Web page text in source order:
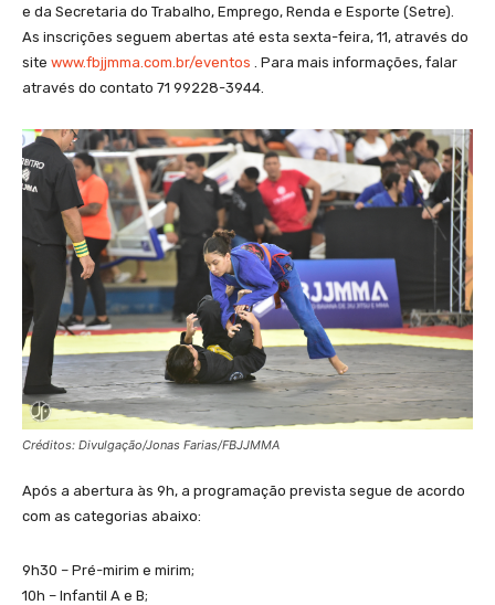
e da Secretaria do Trabalho, Emprego, Renda e Esporte (Setre).
As inscrições seguem abertas até esta sexta-feira, 11, através do
site www.fbjjmma.com.br/eventos . Para mais informações, falar
através do contato 71 99228-3944.
Créditos: Divulgação/Jonas Farias/FBJJMMA
Após a abertura às 9h, a programação prevista segue de acordo
com as categorias abaixo:
9h30 – Pré-mirim e mirim;
10h – Infantil A e B;